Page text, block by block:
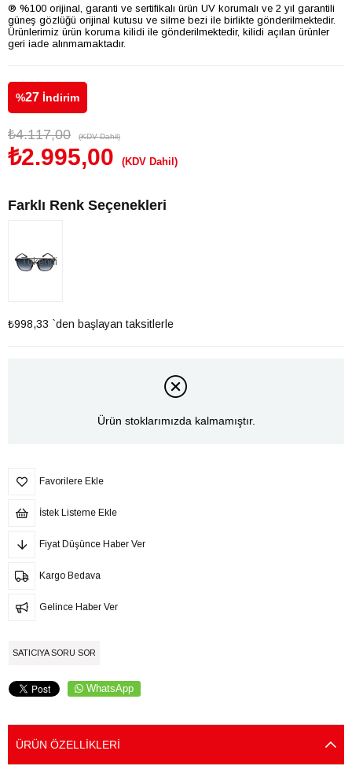
® %100 orijinal, garanti ve sertifikalı ürün UV korumalı ve 2 yıl garantili
güneş gözlüğü orijinal kutusu ve silme bezi ile birlikte gönderilmektedir.
Ürünlerimiz ürün koruma kilidi ile gönderilmektedir, kilidi açılan ürünler
geri iade alınmamaktadır.
%27 İndirim
₺4.117,00 (KDV Dahil)
₺2.995,00 (KDV Dahil)
Farklı Renk Seçenekleri
Tükendi
₺998,33 `den başlayan taksitlerle
Ürün stoklarımızda kalmamıştır.
Favorilere Ekle
İstek Listeme Ekle
Fiyat Düşünce Haber Ver
Kargo Bedava
Gelince Haber Ver
SATICIYA SORU SOR
WhatsApp
ÜRÜN ÖZELLIKLERI